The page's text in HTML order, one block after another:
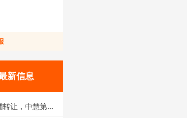
新信息
转让，中慧第一